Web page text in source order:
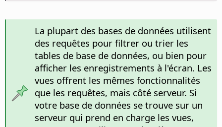
La plupart des bases de données utilisent
des requêtes pour filtrer ou trier les
tables de base de données, ou bien pour
afficher les enregistrements à l'écran. Les
vues offrent les mêmes fonctionnalités
que les requêtes, mais côté serveur. Si
votre base de données se trouve sur un
serveur qui prend en charge les vues,